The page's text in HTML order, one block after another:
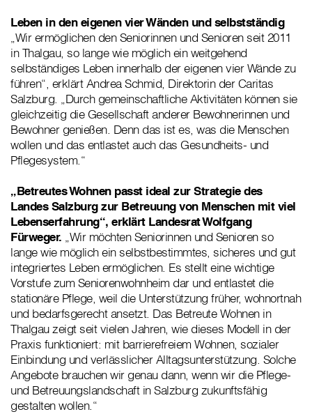
Leben in den eigenen vier Wänden und selbstständig
„Wir ermöglichen den Seniorinnen und Senioren seit 2011
in Thalgau, so lange wie möglich ein weitgehend
selbständiges Leben innerhalb der eigenen vier Wände zu
führen“, erklärt Andrea Schmid, Direktorin der Caritas
Salzburg. „Durch gemeinschaftliche Aktivitäten können sie
gleichzeitig die Gesellschaft anderer Bewohnerinnen und
Bewohner genießen. Denn das ist es, was die Menschen
wollen und das entlastet auch das Gesundheits- und
Pflegesystem.“
„Betreutes Wohnen passt ideal zur Strategie des
Landes Salzburg zur Betreuung von Menschen mit viel
Lebenserfahrung“, erklärt Landesrat Wolfgang
Fürweger. „Wir möchten Seniorinnen und Senioren so
lange wie möglich ein selbstbestimmtes, sicheres und gut
integriertes Leben ermöglichen. Es stellt eine wichtige
Vorstufe zum Seniorenwohnheim dar und entlastet die
stationäre Pflege, weil die Unterstützung früher, wohnortnah
und bedarfsgerecht ansetzt. Das Betreute Wohnen in
Thalgau zeigt seit vielen Jahren, wie dieses Modell in der
Praxis funktioniert: mit barrierefreiem Wohnen, sozialer
Einbindung und verlässlicher Alltagsunterstützung. Solche
Angebote brauchen wir genau dann, wenn wir die Pflege-
und Betreuungslandschaft in Salzburg zukunftsfähig
gestalten wollen.“